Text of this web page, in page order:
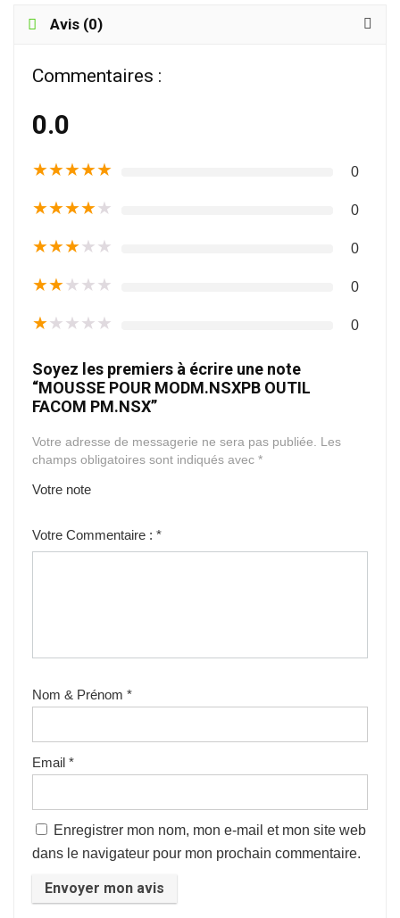
Avis (0)
Commentaires :
0.0
★★★★★ 0
★★★★★ 0
★★★★★ 0
★★★★★ 0
★★★★★ 0
Soyez les premiers à écrire une note
“MOUSSE POUR MODM.NSXPB OUTIL
FACOM PM.NSX”
Votre adresse de messagerie ne sera pas publiée. Les
champs obligatoires sont indiqués avec *
Votre note
Votre Commentaire : *
Nom & Prénom *
Email *
Enregistrer mon nom, mon e-mail et mon site web
dans le navigateur pour mon prochain commentaire.